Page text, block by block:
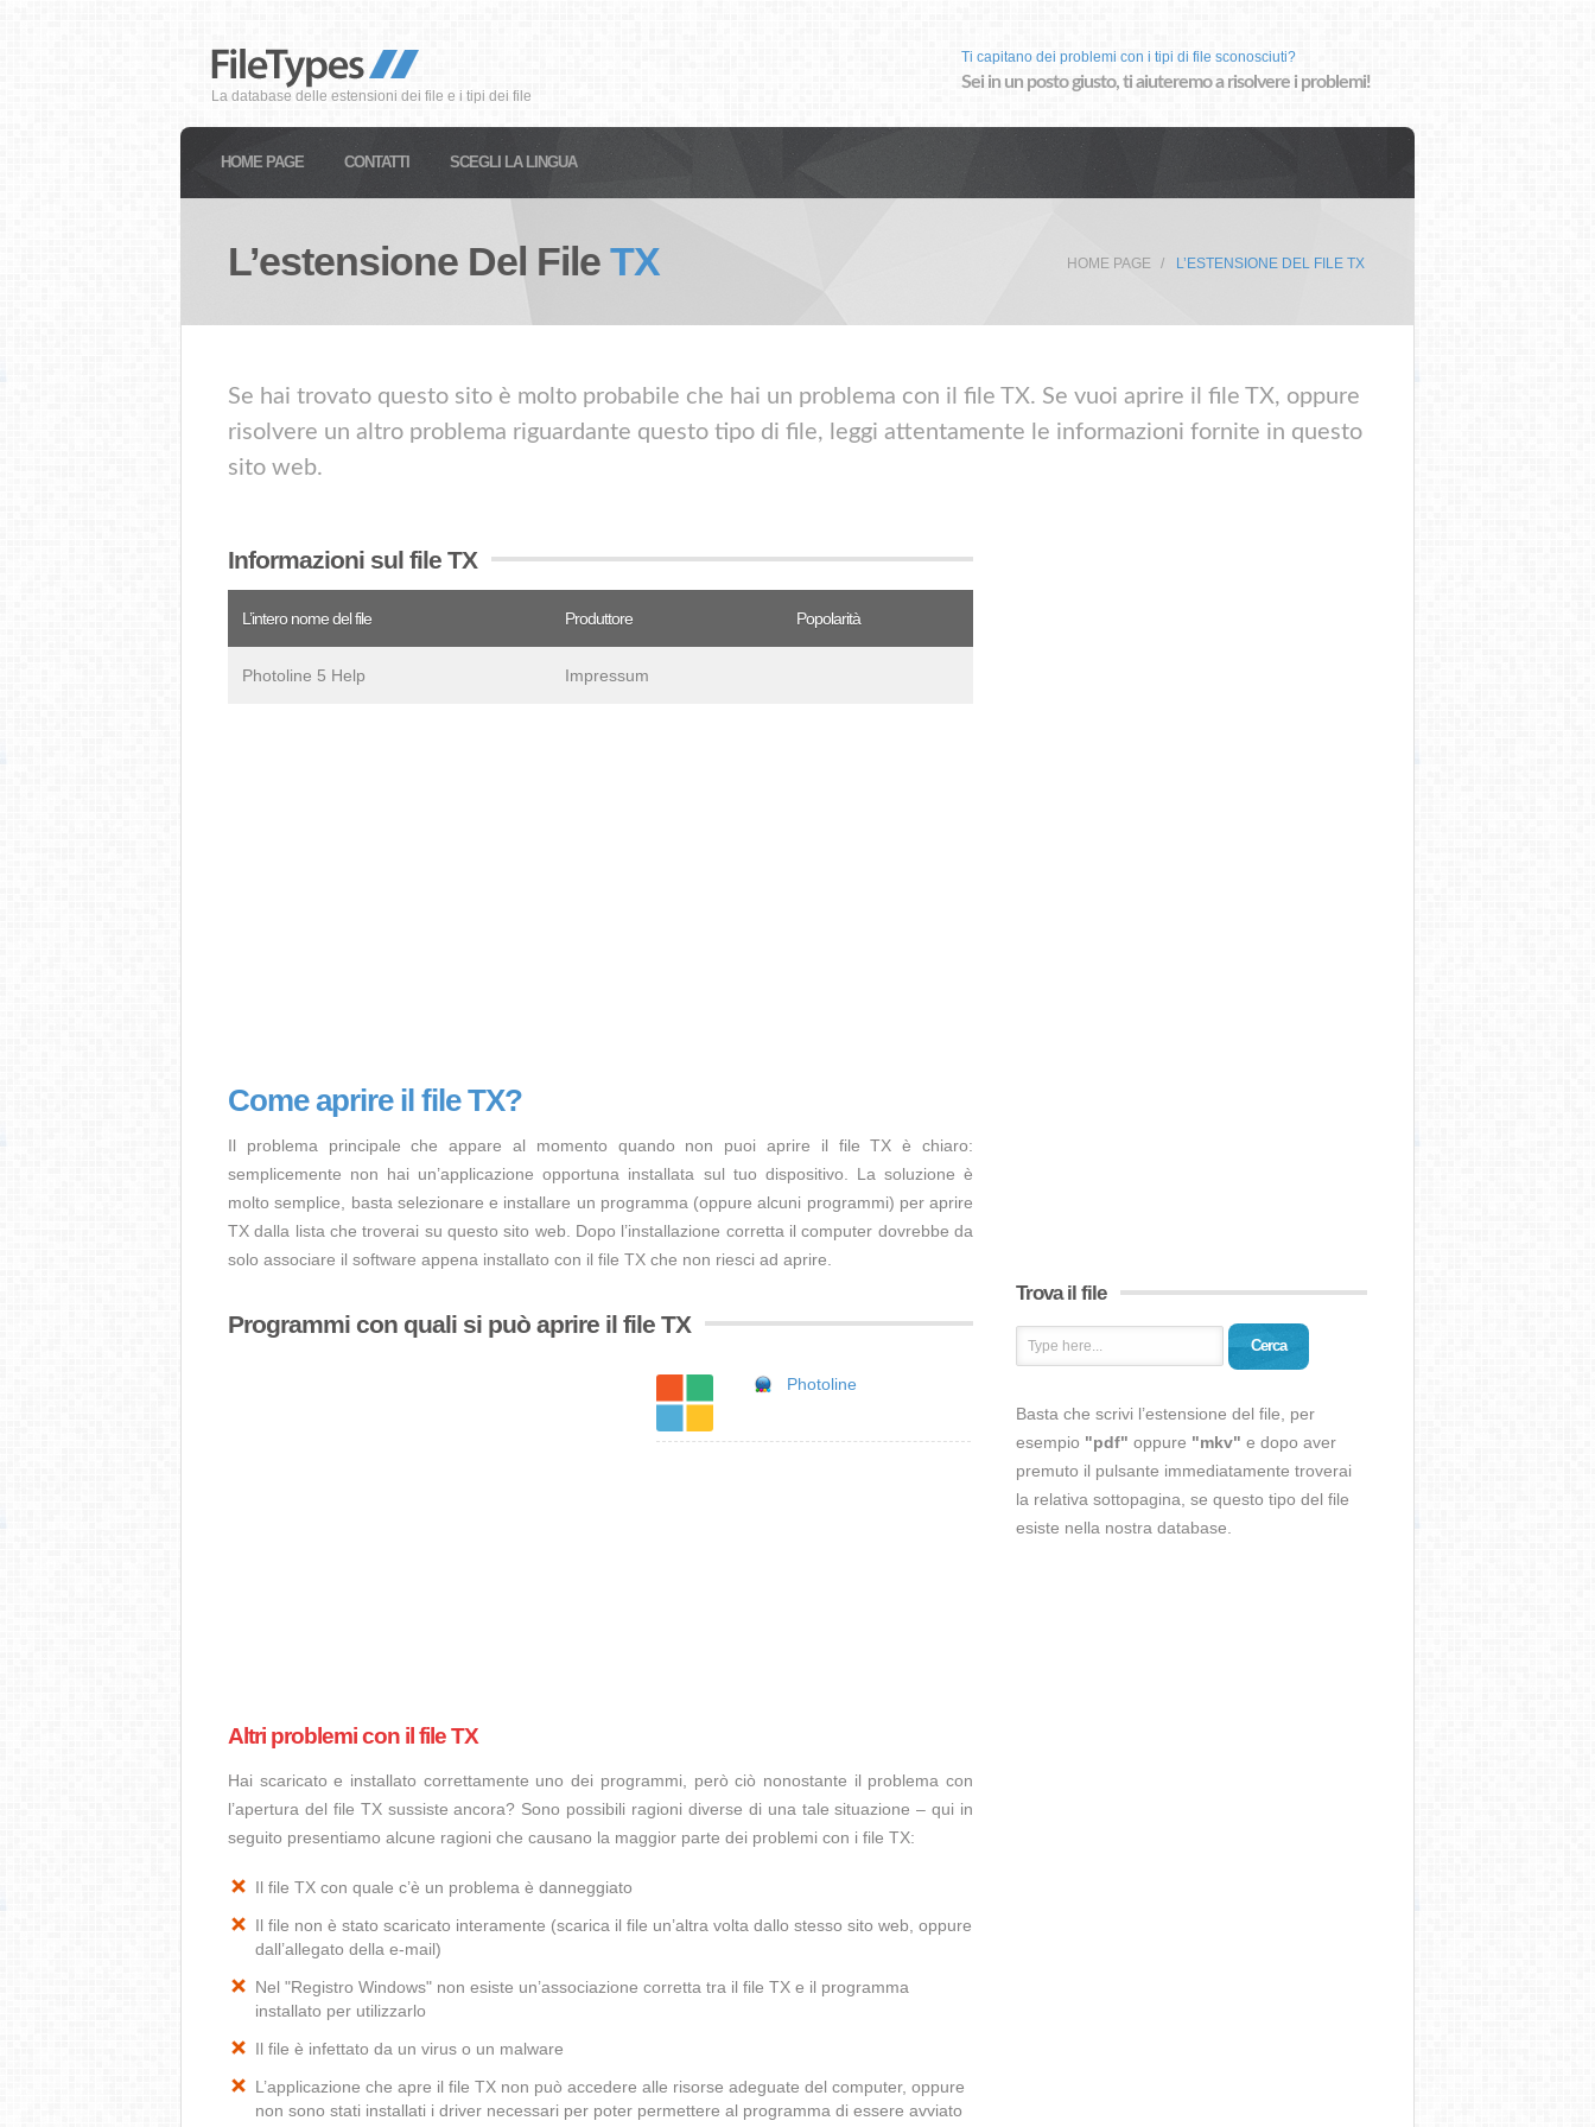
La database delle estensioni dei file e i tipi dei file
Ti capitano dei problemi con i tipi di file sconosciuti?
Sei in un posto giusto, ti aiuteremo a risolvere i problemi!
HOME PAGE CONTATTI SCEGLI LA LINGUA
L’estensione Del File TX HOME PAGE L’ESTENSIONE DEL FILE TX
Se hai trovato questo sito è molto probabile che hai un problema con il file TX. Se vuoi aprire il file TX, oppure
risolvere un altro problema riguardante questo tipo di file, leggi attentamente le informazioni fornite in questo
sito web.
Informazioni sul file TX
L’intero nome del file Produttore Popolarità
Photoline 5 Help Impressum
Come aprire il file TX?
Il problema principale che appare al momento quando non puoi aprire il file TX è chiaro:
semplicemente non hai un’applicazione opportuna installata sul tuo dispositivo. La soluzione è
molto semplice, basta selezionare e installare un programma (oppure alcuni programmi) per aprire
TX dalla lista che troverai su questo sito web. Dopo l’installazione corretta il computer dovrebbe da
solo associare il software appena installato con il file TX che non riesci ad aprire.
Programmi con quali si può aprire il file TX
Photoline
Altri problemi con il file TX
Hai scaricato e installato correttamente uno dei programmi, però ciò nonostante il problema con
l’apertura del file TX sussiste ancora? Sono possibili ragioni diverse di una tale situazione – qui in
seguito presentiamo alcune ragioni che causano la maggior parte dei problemi con i file TX:
Il file TX con quale c’è un problema è danneggiato
Il file non è stato scaricato interamente (scarica il file un’altra volta dallo stesso sito web, oppure
dall’allegato della e-mail)
Nel "Registro Windows" non esiste un’associazione corretta tra il file TX e il programma
installato per utilizzarlo
Il file è infettato da un virus o un malware
L’applicazione che apre il file TX non può accedere alle risorse adeguate del computer, oppure
non sono stati installati i driver necessari per poter permettere al programma di essere avviato
Trova il file
Cerca
Basta che scrivi l’estensione del file, per
esempio "pdf" oppure "mkv" e dopo aver
premuto il pulsante immediatamente troverai
la relativa sottopagina, se questo tipo del file
esiste nella nostra database.